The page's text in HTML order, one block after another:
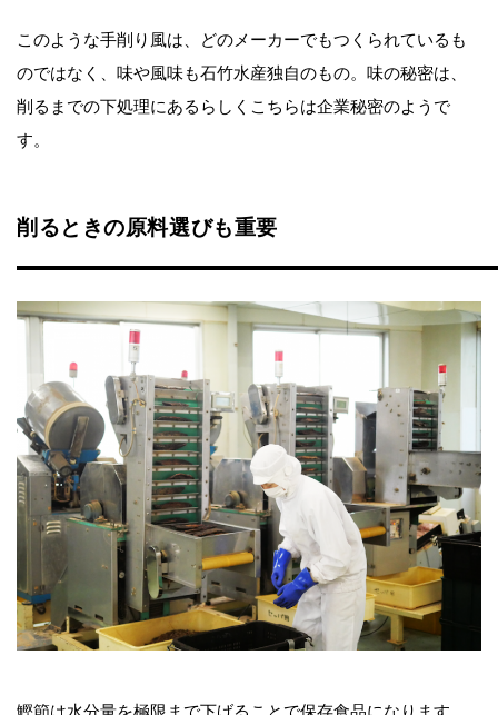
このような手削り風は、どのメーカーでもつくられているも
のではなく、味や風味も石竹水産独自のもの。味の秘密は、
削るまでの下処理にあるらしくこちらは企業秘密のようで
す。
削るときの原料選びも重要